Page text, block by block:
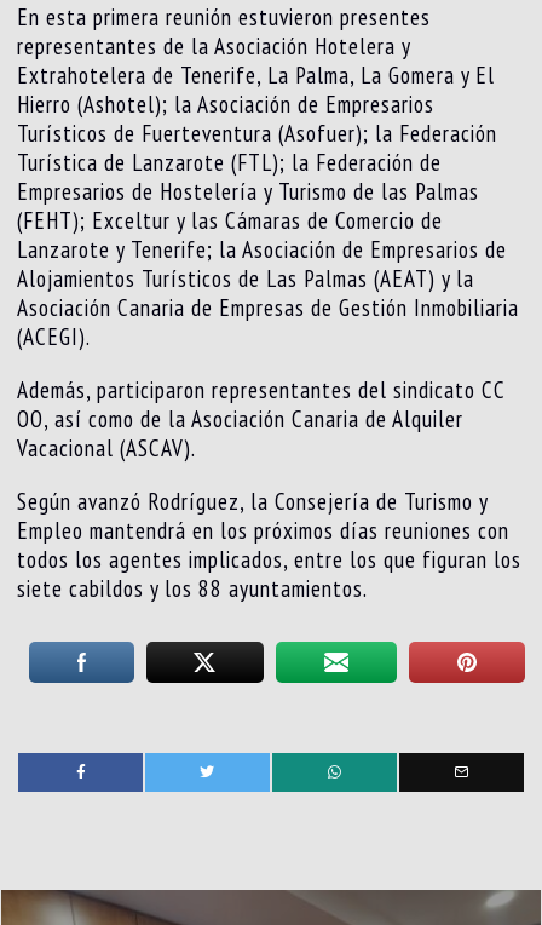
En esta primera reunión estuvieron presentes
representantes de la Asociación Hotelera y
Extrahotelera de Tenerife, La Palma, La Gomera y El
Hierro (Ashotel); la Asociación de Empresarios
Turísticos de Fuerteventura (Asofuer); la Federación
Turística de Lanzarote (FTL); la Federación de
Empresarios de Hostelería y Turismo de las Palmas
(FEHT); Exceltur y las Cámaras de Comercio de
Lanzarote y Tenerife; la Asociación de Empresarios de
Alojamientos Turísticos de Las Palmas (AEAT) y la
Asociación Canaria de Empresas de Gestión Inmobiliaria
(ACEGI).
Además, participaron representantes del sindicato CC
OO, así como de la Asociación Canaria de Alquiler
Vacacional (ASCAV).
Según avanzó Rodríguez, la Consejería de Turismo y
Empleo mantendrá en los próximos días reuniones con
todos los agentes implicados, entre los que figuran los
siete cabildos y los 88 ayuntamientos.